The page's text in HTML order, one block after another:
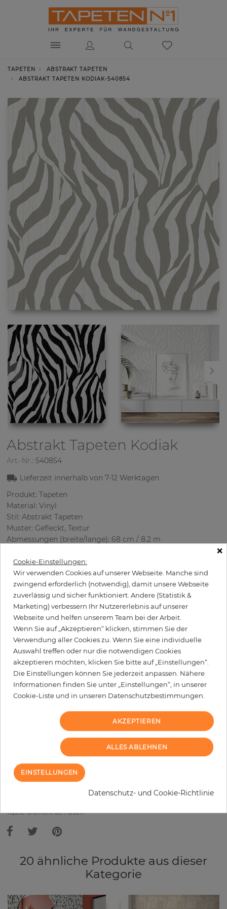
TAPETEN
ABSTRAKT TAPETEN
ABSTRAKT TAPETEN KODIAK-540854
Abstrakt Tapeten Kodiak
Art.-Nr.: 540854
Lieferzeit innerhalb von7-12 Werktagen
Produkt: Tapeten
Material: Vinyl
Stil: Abstrakt Tapete‎n
Muster: Gefleckt, Textur
Abmessungen (breite/lange): 68 cm / 8.2 m
Verwendung: Wohnzimmer
Farbe: Weiß
Musterfarbe: Silber
99,50 € per Rolle
Inkl. 19% MwSt. zzgl. Versand
Grundpreis pro m² - 17,84 €
Wird Kleister benötigt?
+
IN DEN WARENKORB
MUSTER BESTELLEN
Bitte bedenken Sie, dass es aufgrund unterschiedlicher
Bildschirmeinstellungen zu Abweichungen vom Originalfarbton leicht
Tapete und nicht die Farben.
20 ähnliche Produkte aus dieser
Kategorie
×
Cookie-Einstellungen:
Wir verwenden Cookies auf unserer Webseite. Manche sind
zwingend erforderlich (notwendig), damit unsere Webseite
zuverlässig und sicher funktioniert. Andere (Statistik &
Marketing) verbessern Ihr Nutzererlebnis auf unserer
Webseite und helfen unserem Team bei der Arbeit.
Wenn Sie auf „Akzeptieren“ klicken, stimmen Sie der
Verwendung aller Cookies zu. Wenn Sie eine individuelle
Auswahl treffen oder nur die notwendigen Cookies
akzeptieren möchten, klicken Sie bitte auf „Einstellungen“.
Die Einstellungen können Sie jederzeit anpassen. Nähere
Informationen finden Sie unter „Einstellungen“, in unserer
Cookie-Liste und in unseren Datenschutzbestimmungen.
AKZEPTIEREN
ALLES ABLEHNEN
EINSTELLUNGEN
Datenschutz- und Cookie-Richtlinie